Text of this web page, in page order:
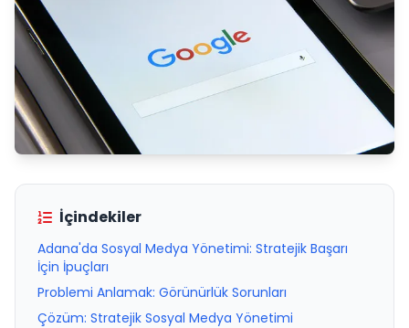
İçindekiler
Adana'da Sosyal Medya Yönetimi: Stratejik Başarı
İçin İpuçları
Problemi Anlamak: Görünürlük Sorunları
Çözüm: Stratejik Sosyal Medya Yönetimi